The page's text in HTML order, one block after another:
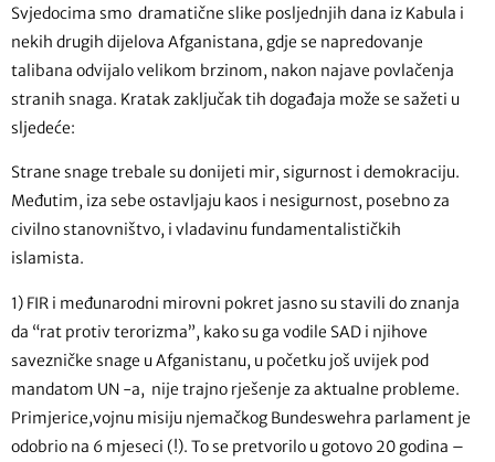
Svjedocima smo dramatične slike posljednjih dana iz Kabula i
nekih drugih dijelova Afganistana, gdje se napredovanje
talibana odvijalo velikom brzinom, nakon najave povlačenja
stranih snaga. Kratak zaključak tih događaja može se sažeti u
sljedeće:
Strane snage trebale su donijeti mir, sigurnost i demokraciju.
Međutim, iza sebe ostavljaju kaos i nesigurnost, posebno za
civilno stanovništvo, i vladavinu fundamentalističkih
islamista.
1) FIR i međunarodni mirovni pokret jasno su stavili do znanja
da “rat protiv terorizma”, kako su ga vodile SAD i njihove
savezničke snage u Afganistanu, u početku još uvijek pod
mandatom UN -a, nije trajno rješenje za aktualne probleme.
Primjerice,vojnu misiju njemačkog Bundeswehra parlament je
odobrio na 6 mjeseci (!). To se pretvorilo u gotovo 20 godina –